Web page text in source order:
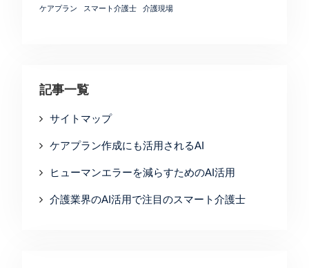
ケアプラン スマート介護士 介護現場
記事一覧
サイトマップ
ケアプラン作成にも活用されるAI
ヒューマンエラーを減らすためのAI活用
介護業界のAI活用で注目のスマート介護士